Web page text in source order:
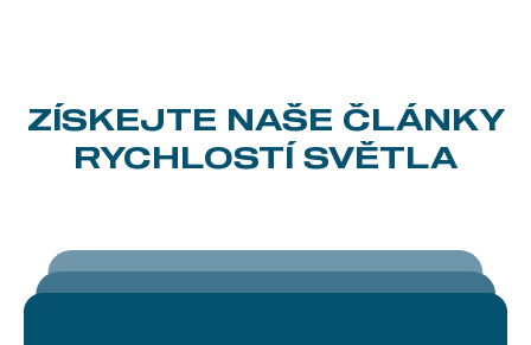
ZÍSKEJTE NAŠE ČLÁNKY
RYCHLOSTÍ SVĚTLA